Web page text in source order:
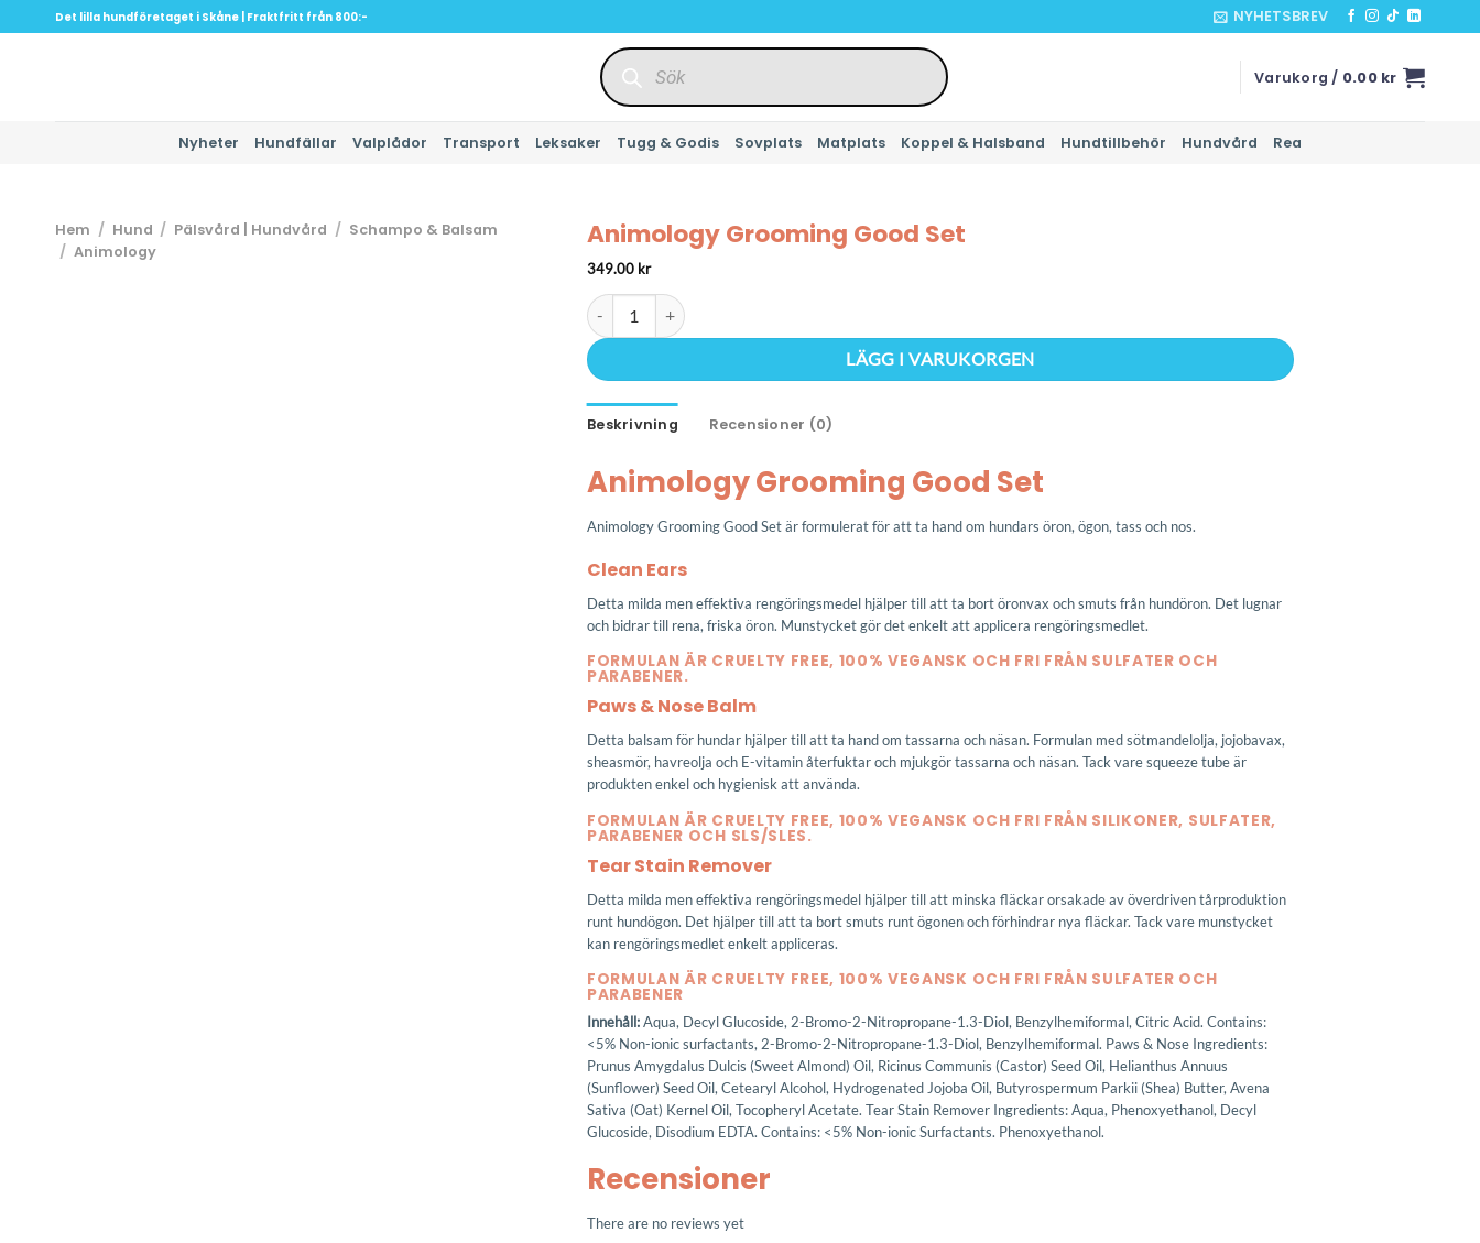
to
Det lilla hundföretaget i Skåne | Fraktfritt från 800:- NYHETSBREV
Produktsökning
Varukorg / 0.00 kr
Nyheter Hundfällar Valplådor Transport Leksaker Tugg & Godis Sovplats Matplats Koppel & Halsband Hundtillbehör Hundvård Rea
Hem / Hund / Pälsvård | Hundvård / Schampo & Balsam
/ Animology
Animology Grooming Good Set
349.00 kr
Animology Grooming Good Set mängd
LÄGG I VARUKORGEN
Beskrivning Recensioner (0)
Animology Grooming Good Set
Animology Grooming Good Set är formulerat för att ta hand om hundars öron, ögon, tass och nos.
Clean Ears
Detta milda men effektiva rengöringsmedel hjälper till att ta bort öronvax och smuts från hundöron. Det lugnar
och bidrar till rena, friska öron. Munstycket gör det enkelt att applicera rengöringsmedlet.
FORMULAN ÄR CRUELTY FREE, 100% VEGANSK OCH FRI FRÅN SULFATER OCH
PARABENER.
Paws & Nose Balm
Detta balsam för hundar hjälper till att ta hand om tassarna och näsan. Formulan med sötmandelolja, jojobavax,
sheasmör, havreolja och E-vitamin återfuktar och mjukgör tassarna och näsan. Tack vare squeeze tube är
produkten enkel och hygienisk att använda.
FORMULAN ÄR CRUELTY FREE, 100% VEGANSK OCH FRI FRÅN SILIKONER, SULFATER,
PARABENER OCH SLS/SLES.
Tear Stain Remover
Detta milda men effektiva rengöringsmedel hjälper till att minska fläckar orsakade av överdriven tårproduktion
runt hundögon. Det hjälper till att ta bort smuts runt ögonen och förhindrar nya fläckar. Tack vare munstycket
kan rengöringsmedlet enkelt appliceras.
FORMULAN ÄR CRUELTY FREE, 100% VEGANSK OCH FRI FRÅN SULFATER OCH
PARABENER
Innehåll:Aqua, Decyl Glucoside, 2-Bromo-2-Nitropropane-1.3-Diol, Benzylhemiformal, Citric Acid. Contains:
<5% Non-ionic surfactants, 2-Bromo-2-Nitropropane-1.3-Diol, Benzylhemiformal. Paws & Nose Ingredients:
Prunus Amygdalus Dulcis (Sweet Almond) Oil, Ricinus Communis (Castor) Seed Oil, Helianthus Annuus
(Sunflower) Seed Oil, Cetearyl Alcohol, Hydrogenated Jojoba Oil, Butyrospermum Parkii (Shea) Butter, Avena
Sativa (Oat) Kernel Oil, Tocopheryl Acetate. Tear Stain Remover Ingredients: Aqua, Phenoxyethanol, Decyl
Glucoside, Disodium EDTA. Contains: <5% Non-ionic Surfactants. Phenoxyethanol.
Recensioner
There are no reviews yet